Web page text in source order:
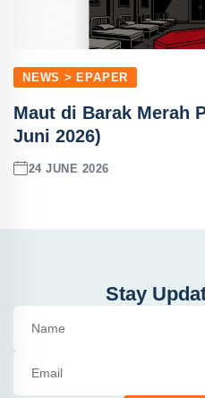
NEWS > EPAPER
Maut di Barak Merah
Juni 2026)
24 JUNE 2026
Stay